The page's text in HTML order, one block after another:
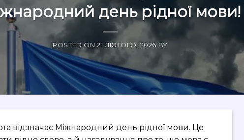
день рідної мови!
POSTED ON21 ЛЮТОГО, 2026 BY
відзначає Міжнародний день рідної мови. Це